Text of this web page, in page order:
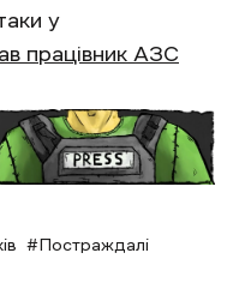
у
працівник АЗС
Постраждалі